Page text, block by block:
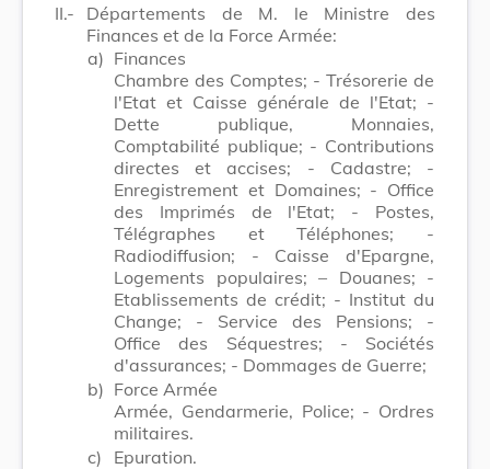
II.-
Départements de M. le Ministre des
Finances et de la Force Armée:
a) Finances
Chambre des Comptes; - Trésorerie de
l'Etat et Caisse générale de l'Etat; -
Dette publique, Monnaies,
Comptabilité publique; - Contributions
directes et accises; - Cadastre; -
Enregistrement et Domaines; - Office
des Imprimés de l'Etat; - Postes,
Télégraphes et Téléphones; -
Radiodiffusion; - Caisse d'Epargne,
Logements populaires; – Douanes; -
Etablissements de crédit; - Institut du
Change; - Service des Pensions; -
Office des Séquestres; - Sociétés
d'assurances; - Dommages de Guerre;
b) Force Armée
Armée, Gendarmerie, Police; - Ordres
militaires.
c)
Epuration.